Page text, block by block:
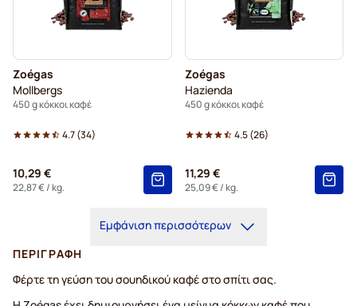
Zoégas
Mollbergs
450 g κόκκοι καφέ
4.7(34)
10,29 €
22,87 €/ kg.
Zoégas
Hazienda
450 g κόκκοι καφέ
4.5(26)
11,29 €
25,09 €/ kg.
Εμφάνιση περισσότερων
ΠΕΡΙΓΡΑΦΉ
Φέρτε τη γεύση του σουηδικού καφέ στο σπίτι σας.